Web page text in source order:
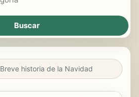
Breve historia de la Navidad